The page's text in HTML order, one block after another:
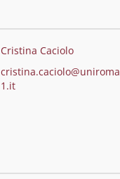
Cristina Caciolo
cristina.caciolo@uniroma
1.it